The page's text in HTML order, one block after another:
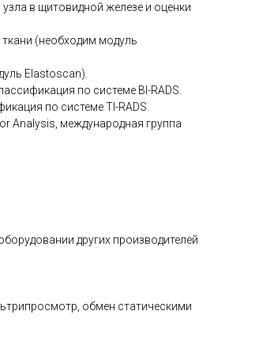
в щитовидной железе и оценки
(необходим модуль
Elastoscan).
по системе BI-RADS.
по системе TI-RADS.
Analysis, международная группа
других производителей
обмен статическими